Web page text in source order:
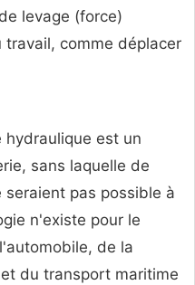
levage (force)
comme déplacer
hydraulique est un
sans laquelle de
pas possible à
n'existe pour le
de la
du transport maritime